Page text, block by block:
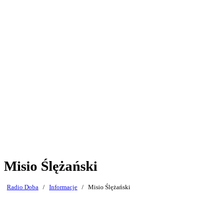
Misio Ślężański
Radio Doba / Informacje / Misio Ślężański